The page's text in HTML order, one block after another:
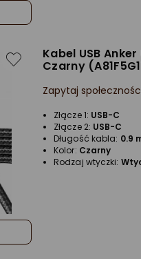
Kabel USB
Czarny
Zapytaj
Złącze 1: USB-C
Złącze 2: USB-C
Długość kabla: 0.9
Kolor: Czarny
Rodzaj wtyczki: